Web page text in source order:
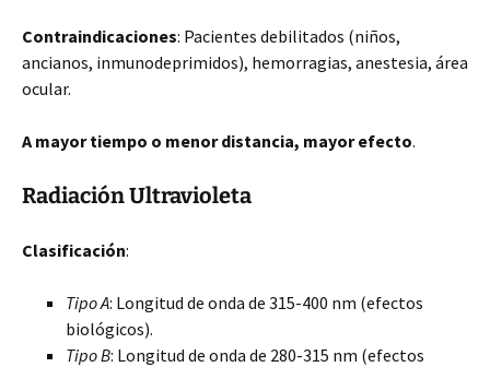
Contraindicaciones: Pacientes debilitados (niños,
ancianos, inmunodeprimidos), hemorragias, anestesia, área
ocular.
A mayor tiempo o menor distancia, mayor efecto.
Radiación Ultravioleta
Clasificación:
Tipo A: Longitud de onda de 315-400 nm (efectos
biológicos).
Tipo B: Longitud de onda de 280-315 nm (efectos